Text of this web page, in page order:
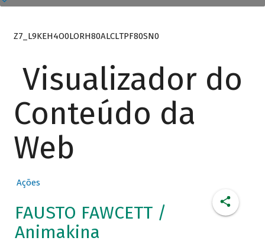
Z7_L9KEH4O0LORH80ALCLTPF80SN0
Visualizador do
Conteúdo da
Web
Ações
FAUSTO FAWCETT /
Animakina